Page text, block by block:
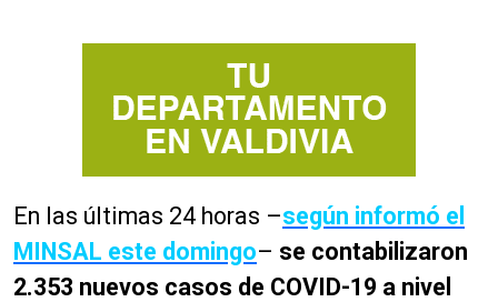
En las últimas 24 horas –según informó el
MINSAL este domingo– se contabilizaron
2.353 nuevos casos de COVID-19 a nivel